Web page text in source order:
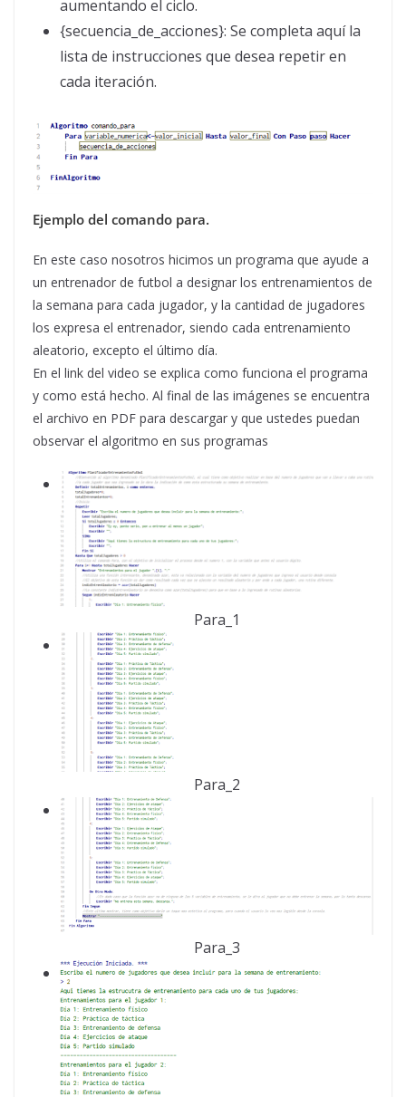
aumentando el ciclo.
{secuencia_de_acciones}: Se completa aquí la
lista de instrucciones que desea repetir en
cada iteración.
Ejemplo del comando para.
En este caso nosotros hicimos un programa que ayude a
un entrenador de futbol a designar los entrenamientos de
la semana para cada jugador, y la cantidad de jugadores
los expresa el entrenador, siendo cada entrenamiento
aleatorio, excepto el último día.
En el link del video se explica como funciona el programa
y como está hecho. Al final de las imágenes se encuentra
el archivo en PDF para descargar y que ustedes puedan
observar el algoritmo en sus programas
Para_1
Para_2
Para_3